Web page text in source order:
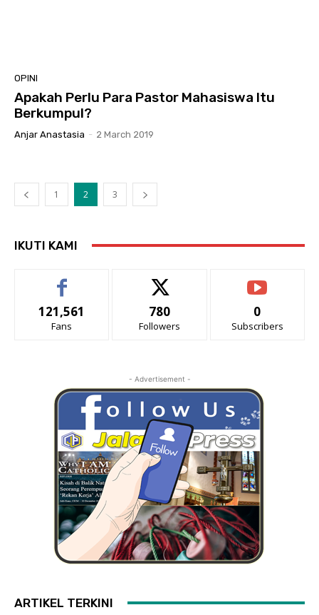
OPINI
Apakah Perlu Para Pastor Mahasiswa Itu
Berkumpul?
Anjar Anastasia - 2 March 2019
1 2 3
IKUTI KAMI
121,561
Fans
780
Followers
0
Subscribers
- Advertisement -
ARTIKEL TERKINI